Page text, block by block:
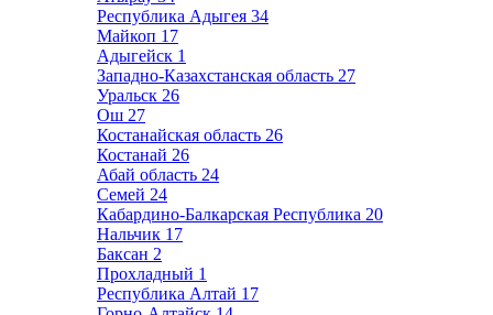
Республика Адыгея 34
Майкоп 17
Адыгейск 1
Западно-Казахстанская область 27
Уральск 26
Ош 27
Костанайская область 26
Костанай 26
Абай область 24
Семей 24
Кабардино-Балкарская Республика 20
Нальчик 17
Баксан 2
Прохладный 1
Республика Алтай 17